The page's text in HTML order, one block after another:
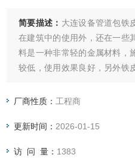
简要描述： 大连设备管道包铁
在建筑中的使用外，还在一些
料是一种非常轻的金属材料，
较低，使用效果良好，另外铁
着非常强的阻燃性能，使用过
厂商性质： 工程商
更新时间： 2026-01-15
访 问 量： 1383